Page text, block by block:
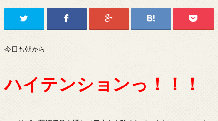
今日も朝から
ハイテンションっ！！！